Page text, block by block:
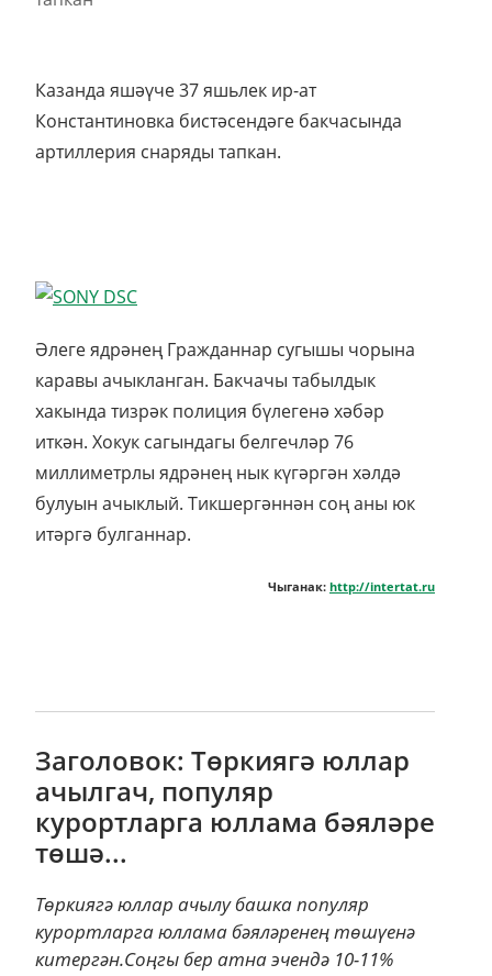
Казанда яшәүче 37 яшьлек ир-ат
Константиновка бистәсендәге бакчасында
артиллерия снаряды тапкан.
Әлеге ядрәнең Гражданнар сугышы чорына
каравы ачыкланган. Бакчачы табылдык
хакында тизрәк полиция бүлегенә хәбәр
иткән. Хокук сагындагы белгечләр 76
миллиметрлы ядрәнең нык күгәргән хәлдә
булуын ачыклый. Тикшергәннән соң аны юк
итәргә булганнар.
Чыганак: http://intertat.ru
Заголовок: Төркиягә юллар
ачылгач, популяр
курортларга юллама бәяләре
төшә...
Төркиягә юллар ачылу башка популяр
курортларга юллама бәяләренең төшүенә
китергән.Соңгы бер атна эчендә 10-11%